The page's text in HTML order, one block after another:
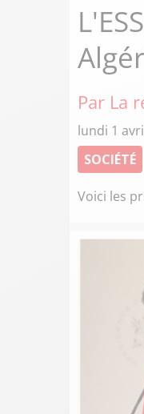
Par La
lundi 1
SOCIÉTÉ
Voici les